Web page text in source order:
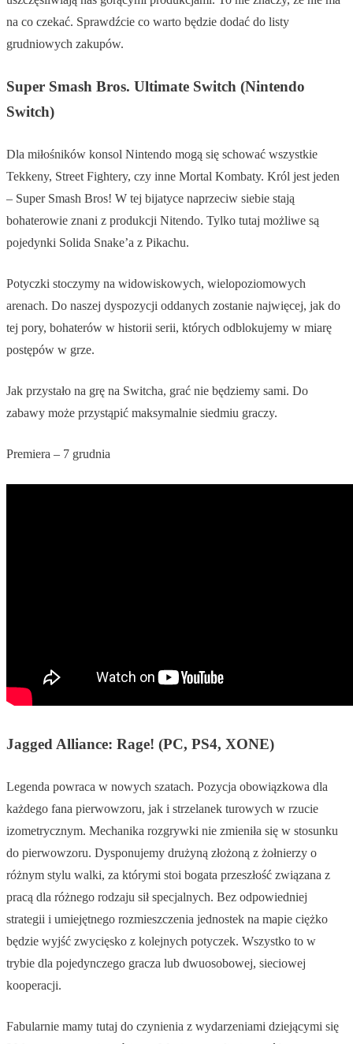
na co czekać. Sprawdźcie co warto będzie dodać do listy
grudniowych zakupów.
Super Smash Bros. Ultimate Switch (Nintendo
Switch)
Dla miłośników konsol Nintendo mogą się schować wszystkie
Tekkeny, Street Fightery, czy inne Mortal Kombaty. Król jest jeden
– Super Smash Bros! W tej bijatyce naprzeciw siebie stają
bohaterowie znani z produkcji Nitendo. Tylko tutaj możliwe są
pojedynki Solida Snake’a z Pikachu.
Potyczki stoczymy na widowiskowych, wielopoziomowych
arenach. Do naszej dyspozycji oddanych zostanie najwięcej, jak do
tej pory, bohaterów w historii serii, których odblokujemy w miarę
postępów w grze.
Jak przystało na grę na Switcha, grać nie będziemy sami. Do
zabawy może przystąpić maksymalnie siedmiu graczy.
Premiera – 7 grudnia
Jagged Alliance: Rage! (PC, PS4, XONE)
Legenda powraca w nowych szatach. Pozycja obowiązkowa dla
każdego fana pierwowzoru, jak i strzelanek turowych w rzucie
izometrycznym. Mechanika rozgrywki nie zmieniła się w stosunku
do pierwowzoru. Dysponujemy drużyną złożoną z żołnierzy o
różnym stylu walki, za którymi stoi bogata przeszłość związana z
pracą dla różnego rodzaju sił specjalnych. Bez odpowiedniej
strategii i umiejętnego rozmieszczenia jednostek na mapie ciężko
będzie wyjść zwycięsko z kolejnych potyczek. Wszystko to w
trybie dla pojedynczego gracza lub dwuosobowej, sieciowej
kooperacji.
Fabularnie mamy tutaj do czynienia z wydarzeniami dziejącymi się